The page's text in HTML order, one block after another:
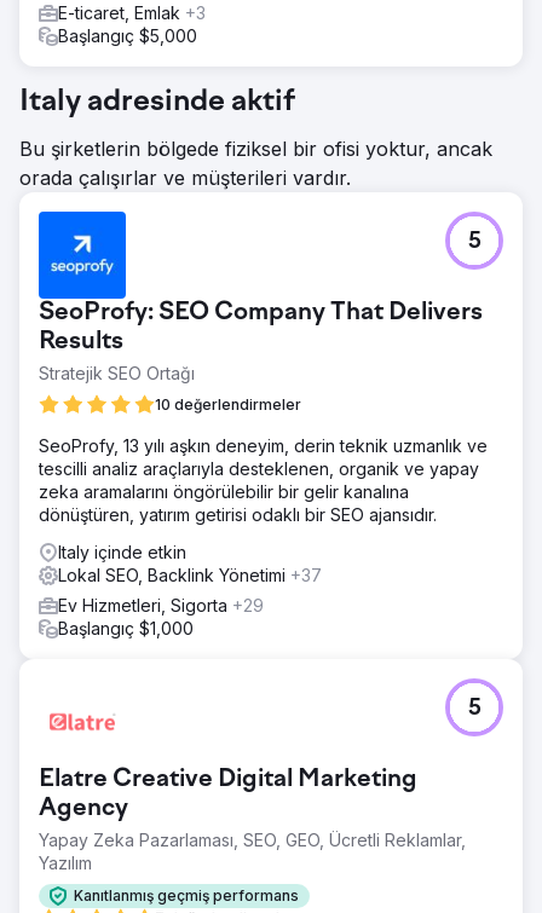
Portal, tutarlı sayıda sayfanın doğal ve organik
konumlandırılması sayesinde mükemmel trafik seviyelerine
SERP'lerdeki organik konumda ortalama 13 artış. İşbirliği
günümüzde de devam etmektedir.
Ajans sayfasına git
E-ticaret, Emlak +3
Başlangıç $5,000
Italy adresinde aktif
Bu şirketlerin bölgede fiziksel bir ofisi yoktur, ancak
orada çalışırlar ve müşterileri vardır.
SeoProfy: SEO Company That Delivers
Results
Stratejik SEO Ortağı
10 değerlendirmeler
5
SeoProfy, 13 yılı aşkın deneyim, derin teknik uzmanlık ve
tescilli analiz araçlarıyla desteklenen, organik ve yapay
zeka aramalarını öngörülebilir bir gelir kanalına
dönüştüren, yatırım getirisi odaklı bir SEO ajansıdır.
Italy içinde etkin
Lokal SEO, Backlink Yönetimi +37
Ev Hizmetleri, Sigorta +29
Başlangıç $1,000
Elatre Creative Digital Marketing
Agency
Yapay Zeka Pazarlaması, SEO, GEO, Ücretli Reklamlar,
Yazılım
Kanıtlanmış geçmiş performans
5